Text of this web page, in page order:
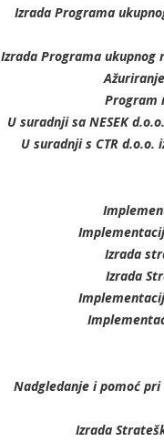
Izrada Programa
Izrada Programa ukupnog
Program
U suradnji sa NESEK
U suradnji s CTR
Izrada
Izrada
Nadgledanje i pomoć
Izrada